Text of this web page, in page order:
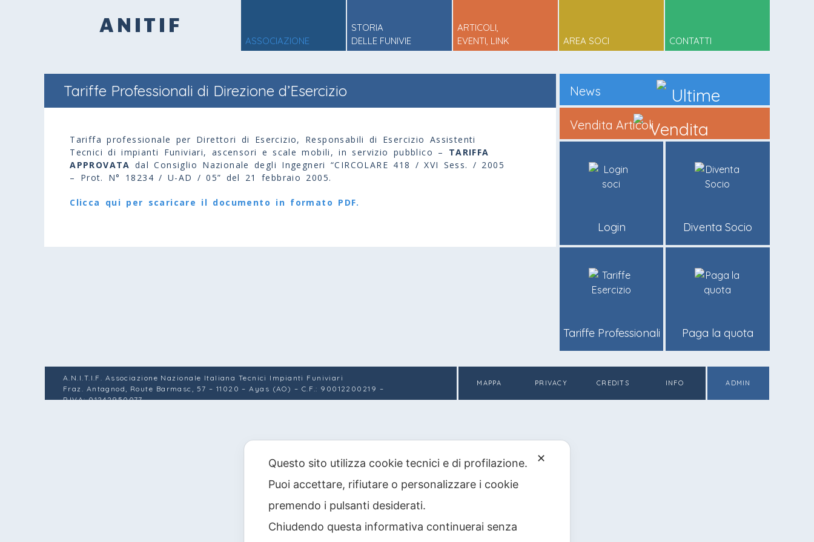
ANITIF
ASSOCIAZIONE
STORIA
DELLE FUNIVIE
ARTICOLI,
EVENTI, LINK
AREA SOCI CONTATTI
Tariffe Professionali di Direzione d’Esercizio
Tariffa professionale per Direttori di Esercizio, Responsabili di Esercizio Assistenti
Tecnici di impianti Funiviari, ascensori e scale mobili, in servizio pubblico – TARIFFA
APPROVATA dal Consiglio Nazionale degli Ingegneri “CIRCOLARE 418 / XVI Sess. / 2005
– Prot. N° 18234 / U-AD / 05” del 21 febbraio 2005.
Clicca qui per scaricare il documento in formato PDF.
News
Vendita Articoli
Login Diventa Socio
Tariffe Professionali Paga la quota
A.N.I.T.I.F. Associazione Nazionale Italiana Tecnici Impianti Funiviari
Fraz. Antagnod, Route Barmasc, 57 – 11020 – Ayas (AO) – C.F.: 90012200219 –
P.IVA: 01242950077
MAPPA PRIVACY CREDITS INFO ADMIN
✕
Questo sito utilizza cookie tecnici e di profilazione.
Puoi accettare, rifiutare o personalizzare i cookie
premendo i pulsanti desiderati.
Chiudendo questa informativa continuerai senza